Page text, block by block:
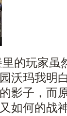
的玩家虽
沃玛我明
影子，而
如何的战